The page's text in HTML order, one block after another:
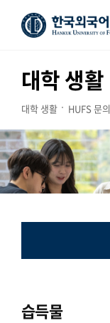
대학 생활
대학 생활 HUFS 문의
습득물